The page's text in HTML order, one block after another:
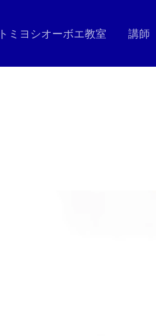
トミヨシオーボエ教室 講師